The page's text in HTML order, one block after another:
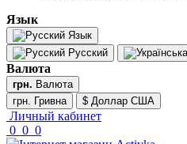
Язык
Язык
Русский
Валюта
грн. Валюта
грн. Гривна
$ Доллар США
Личный кабинет
0 0 0